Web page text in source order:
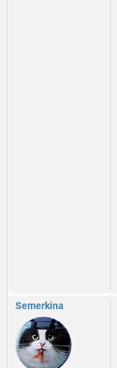
Semerkina